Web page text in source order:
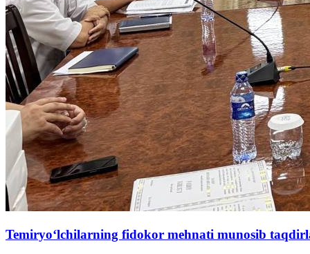
Temiryo‘lchilarning fidokor mehnati munosib